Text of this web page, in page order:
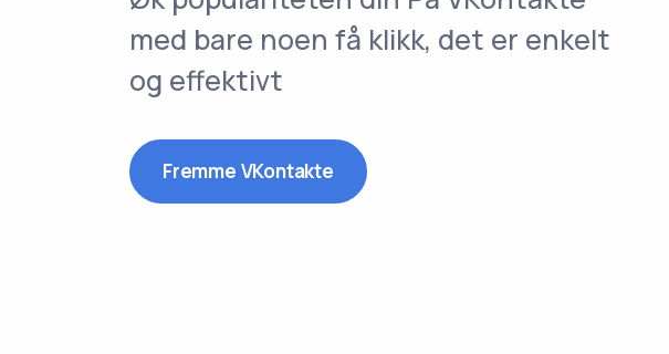
med bare noen få klikk, det er enkelt
og effektivt
Fremme VKontakte